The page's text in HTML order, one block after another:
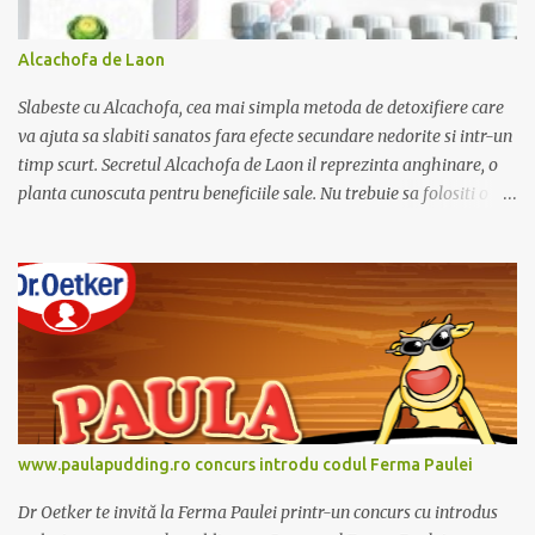
Alcachofa de Laon
Slabeste cu Alcachofa, cea mai simpla metoda de detoxifiere care
va ajuta sa slabiti sanatos fara efecte secundare nedorite si intr-un
timp scurt. Secretul Alcachofa de Laon il reprezinta anghinare, o
planta cunoscuta pentru beneficiile sale. Nu trebuie sa folositi o
www.paulapudding.ro concurs introdu codul Ferma Paulei
Dr Oetker te invită la Ferma Paulei printr-un concurs cu introdus